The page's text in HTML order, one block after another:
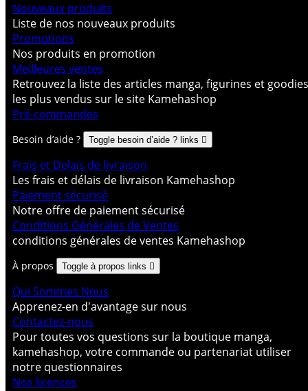
Nouveaux produits
Liste de nos nouveaux produits
Promotions
Nos produits en promotion
Meilleures ventes
Retrouvez la liste des articles manga, figurines et goodies
les plus vendus sur le site Kamehashop
Pré-commandes
Besoin d’aide ? Toggle besoin d’aide ? links 
Frais et Delais de livraison
Les frais et délais de livraison Kamehashop
Paiement sécurisé
Notre offre de paiement sécurisé
Conditions Générales de Ventes
conditions générales de ventes Kamehashop
À propos Toggle à propos links 
Qui Sommes Nous
Apprenez-en d'avantage sur nous
Contactez-nous
Pour toutes vos questions sur la boutique manga,
kamehashop, votre commande ou partenariat utiliser
notre questionnaires
Nos licences